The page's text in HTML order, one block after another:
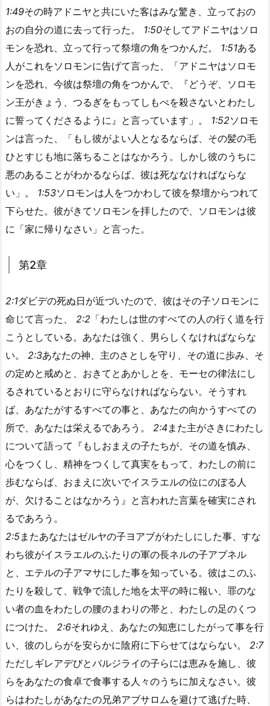
1:49その時アドニヤと共にいた客はみな驚き、立っておの
おの自分の道に去って行った。 1:50そしてアドニヤはソロ
モンを恐れ、立って行って祭壇の角をつかんだ。 1:51ある
人がこれをソロモンに告げて言った、「アドニヤはソロモ
ンを恐れ、今彼は祭壇の角をつかんで、『どうぞ、ソロモ
ン王がきょう、つるぎをもってしもべを殺さないとわたし
に誓ってくださるように』と言っています」。 1:52ソロモ
ンは言った、「もし彼がよい人となるならば、その髪の毛
ひとすじも地に落ちることはなかろう。しかし彼のうちに
悪のあることがわかるならば、彼は死ななければならな
い」。 1:53ソロモンは人をつかわして彼を祭壇からつれて
下らせた。彼がきてソロモンを拝したので、ソロモンは彼
に「家に帰りなさい」と言った。
第2章
2:1ダビデの死ぬ日が近づいたので、彼はその子ソロモンに
命じて言った、 2:2 「わたしは世のすべての人の行く道を行
こうとしている。あなたは強く、男らしくなければならな
い。 2:3あなたの神、主のさとしを守り、その道に歩み、そ
の定めと戒めと、おきてとあかしとを、モーセの律法にし
るされているとおりに守らなければならない。そうすれ
ば、あなたがするすべての事と、あなたの向かうすべての
所で、あなたは栄えるであろう。 2:4 また主がさきにわたし
について語って『もしおまえの子たちが、その道を慎み、
心をつくし、精神をつくして真実をもって、わたしの前に
歩むならば、おまえに次いでイスラエルの位にのぼる人
が、欠けることはなかろう』と言われた言葉を確実にされ
るであろう。
2:5またあなたはゼルヤの子ヨアブがわたしにした事、すな
わち彼がイスラエルのふたりの軍の長ネルの子アブネル
と、エテルの子アマサにした事を知っている。彼はこのふ
たりを殺して、戦争で流した地を太平の時に報い、罪のな
い者の血をわたしの腰のまわりの帯と、わたしの足のくつ
につけた。 2:6それゆえ、あなたの知恵にしたがって事を行
い、彼のしらがを安らかに陰府に下らせてはならない。 2:7
ただしギレアデびとバルジライの子らには恵みを施し、彼
らをあなたの食卓で食事する人々のうちに加えなさい。彼
らはわたしがあなたの兄弟アブサロムを避けて逃げた時、